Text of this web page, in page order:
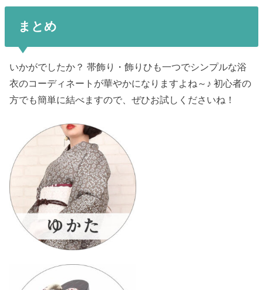
まとめ
いかがでしたか？ 帯飾り・飾りひも一つでシンプルな浴
衣のコーディネートが華やかになりますよね～♪ 初心者の
方でも簡単に結べますので、ぜひお試しくださいね！